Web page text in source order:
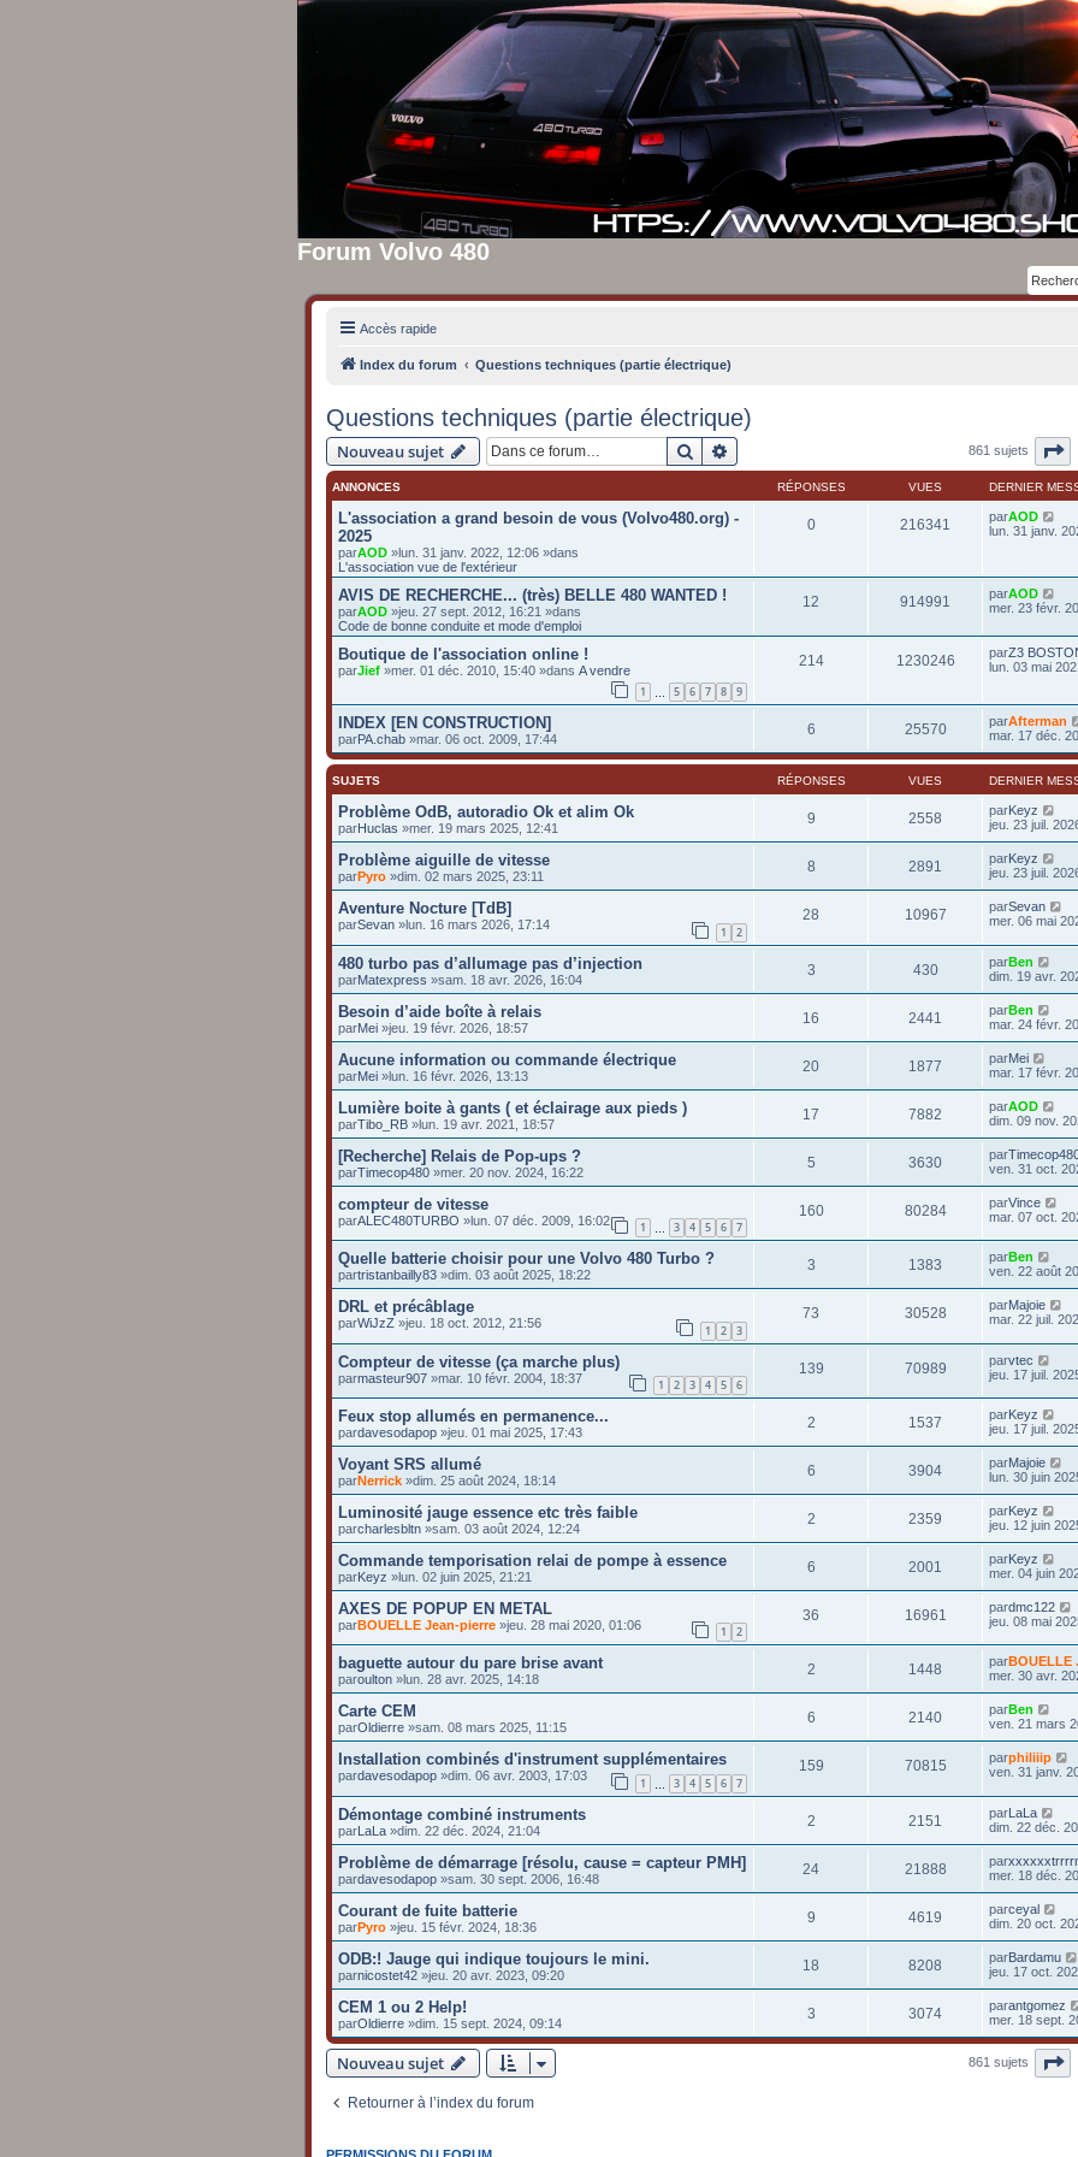
Forum Volvo 480
Accès rapide
Index du forum Questions techniques (partie électrique)
Questions techniques (partie électrique)
Nouveau sujet Rechercher 861 sujets
ANNONCES RÉPONSES VUES DERNIER
L'association a grand besoin de vous (Volvo480.org) -
2025
parAOD »lun. 31 janv. 2022, 12:06 »dans
L'association vue de l'extérieur
0 216341 parAOD
lun. 31 janv.
AVIS DE RECHERCHE... (très) BELLE 480 WANTED !
parAOD »jeu. 27 sept. 2012, 16:21 »dans
Code de bonne conduite et mode d'emploi
12 914991 parAOD
mer. 23 févr.
Boutique de l'association online !
parJief »mer. 01 déc. 2010, 15:40 »dans A vendre
1 … 5 6 7 8 9
214 1230246 parZ3
lun. 03 mai
INDEX [EN CONSTRUCTION]
parPA.chab »mar. 06 oct. 2009, 17:44
6 25570 parAfterman
mar. 17 déc.
SUJETS RÉPONSES VUES DERNIER
Problème OdB, autoradio Ok et alim Ok
parHuclas »mer. 19 mars 2025, 12:41
9 2558 parKeyz
jeu. 23 juil.
Problème aiguille de vitesse
parPyro »dim. 02 mars 2025, 23:11
8 2891 parKeyz
jeu. 23 juil.
Aventure Nocture [TdB]
parSevan »lun. 16 mars 2026, 17:14 1 2
28 10967 parSevan
mer. 06 mai
480 turbo pas d’allumage pas d’injection
parMatexpress »sam. 18 avr. 2026, 16:04
3 430 parBen
dim. 19 avr.
Besoin d’aide boîte à relais
parMei »jeu. 19 févr. 2026, 18:57
16 2441 parBen
mar. 24 févr.
Aucune information ou commande électrique
parMei »lun. 16 févr. 2026, 13:13
20 1877 parMei
mar. 17 févr.
Lumière boite à gants ( et éclairage aux pieds )
parTibo_RB »lun. 19 avr. 2021, 18:57
17 7882 parAOD
dim. 09 nov.
[Recherche] Relais de Pop-ups ?
parTimecop480 »mer. 20 nov. 2024, 16:22
5 3630 par
ven. 31 oct.
compteur de vitesse
parALEC480TURBO »lun. 07 déc. 2009, 16:02 1 … 3 4 5 6 7
160 80284 parVince
mar. 07 oct.
Quelle batterie choisir pour une Volvo 480 Turbo ?
partristanbailly83 »dim. 03 août 2025, 18:22
3 1383 parBen
ven. 22 août
DRL et précâblage
parWiJzZ »jeu. 18 oct. 2012, 21:56 1 2 3
73 30528 parMajoie
mar. 22 juil.
Compteur de vitesse (ça marche plus)
parmasteur907 »mar. 10 févr. 2004, 18:37 1 2 3 4 5 6
139 70989 parvtec
jeu. 17 juil.
Feux stop allumés en permanence...
pardavesodapop »jeu. 01 mai 2025, 17:43
2 1537 parKeyz
jeu. 17 juil.
Voyant SRS allumé
parNerrick »dim. 25 août 2024, 18:14
6 3904 parMajoie
lun. 30 juin
Luminosité jauge essence etc très faible
parcharlesbltn »sam. 03 août 2024, 12:24
2 2359 parKeyz
jeu. 12 juin
Commande temporisation relai de pompe à essence
parKeyz »lun. 02 juin 2025, 21:21
6 2001 parKeyz
mer. 04 juin
AXES DE POPUP EN METAL
parBOUELLE Jean-pierre »jeu. 28 mai 2020, 01:06 1 2
36 16961 pardmc122
jeu. 08 mai
baguette autour du pare brise avant
paroulton »lun. 28 avr. 2025, 14:18
2 1448 parBOUELLE
mer. 30 avr.
Carte CEM
parOldierre »sam. 08 mars 2025, 11:15
6 2140 parBen
ven. 21 mars
Installation combinés d'instrument supplémentaires
pardavesodapop »dim. 06 avr. 2003, 17:03 1 3 4 5 6 7
159 70815 parphiliiip
ven. 31 janv.
Démontage combiné instruments
parLaLa »dim. 22 déc. 2024, 21:04
2 2151 parLaLa
dim. 22 déc.
Problème de démarrage [résolu, cause = capteur PMH]
pardavesodapop »sam. 30 sept. 2006, 16:48
24 21888 par
mer. 18 déc.
Courant de fuite batterie
parPyro »jeu. 15 févr. 2024, 18:36
9 4619 parceyal
dim. 20 oct.
ODB:! Jauge qui indique toujours le mini.
parnicostet42 »jeu. 20 avr. 2023, 09:20
18 8208 parBardamu
jeu. 17 oct.
CEM 1 ou 2 Help!
parOldierre »dim. 15 sept. 2024, 09:14
3 3074 parantgomez
mer. 18 sept.
Nouveau sujet 861 sujets
Retourner à l’index du forum